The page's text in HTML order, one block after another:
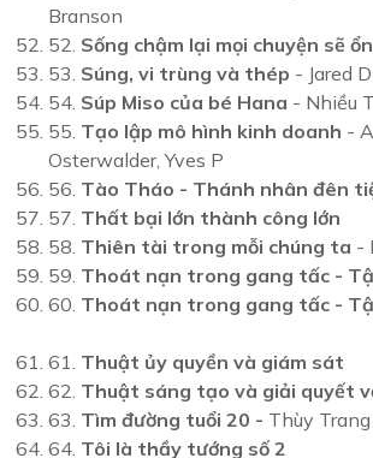
Branson
52. Sống chậm lại mọi chuyện sẽ
53. Súng, vi trùng và thép - Jared
54. Súp Miso của bé Hana - Nhiều
55. Tạo lập mô hình kinh doanh -
Osterwalder, Yves P
56. Tào Tháo - Thánh nhân đên
57. Thất bại lớn thành công lớn
58. Thiên tài trong mỗi chúng ta -
59. Thoát nạn trong gang tấc -
60. Thoát nạn trong gang tấc -
61. Thuật ủy quyền và giám sát
62. Thuật sáng tạo và giải quyết
63. Tìm đường tuổi 20 - Thùy Trang
64. Tôi là thầy tướng số 2